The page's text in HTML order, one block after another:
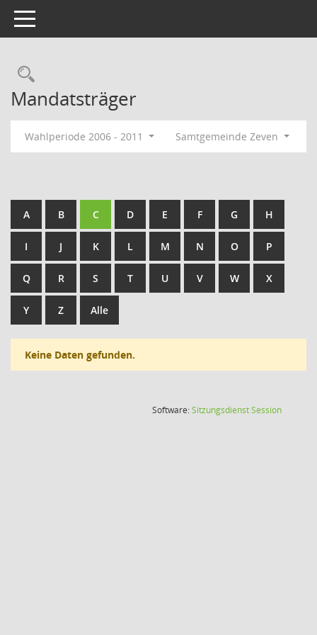
Toggle navigation
Rechercheauswahl
Mandatsträger
Wahlperiode 2006 - 2011 Samtgemeinde Zeven
A B C D E F G H
I J K L M N O P
Q R S T U V W X
Y Z Alle
Keine Daten gefunden.
Software:SitzungsdienstSession(Wird in